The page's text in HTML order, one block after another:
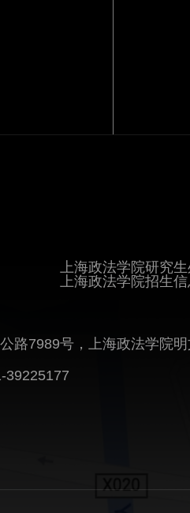
路7989号，上海政法学院
39225177
上海政法学院研究
上海政法学院招生